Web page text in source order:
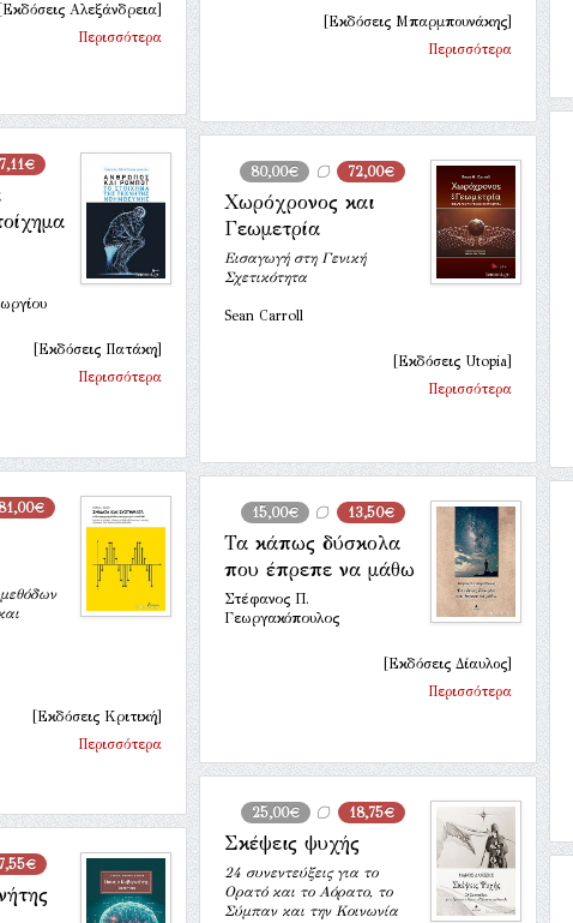
[Εκδόσεις Αλεξάνδρεια]
Περισσότερα
[Εκδόσεις Μπαρμπουνάκης]
Περισσότερα
7,11€
[Εκδόσεις Πατάκη]
Περισσότερα
80,00€ 72,00€
Χωρόχρονος και
Γεωμετρία
Εισαγωγή στη Γενική
Σχετικότητα
Sean Carroll
[Εκδόσεις Utopia]
Περισσότερα
81,00€
[Εκδόσεις Κριτική]
Περισσότερα
15,00€ 13,50€
Τα κάπως δύσκολα
που έπρεπε να μάθω
Στέφανος Π.
Γεωργακόπουλος
[Εκδόσεις Δίαυλος]
Περισσότερα
25,00€ 18,75€
Σκέψεις ψυχής
24 συνεντεύξεις για το
Ορατό και το Αόρατο, το
Σύμπαν και την Κοινωνία
7,55€